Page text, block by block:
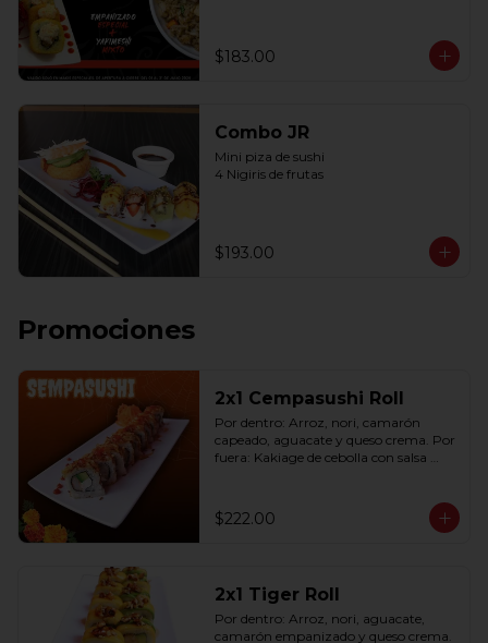
$183.00
Combo JR
Mini piza de sushi
4 Nigiris de frutas
$193.00
Promociones
2x1 Cempasushi Roll
Por dentro: Arroz, nori, camarón
capeado, aguacate y queso crema. Por
fuera: Kakiage de cebolla con salsa
$222.00
2x1 Tiger Roll
Por dentro: Arroz, nori, aguacate,
camarón empanizado y queso crema.